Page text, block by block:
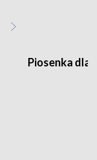
Piosenka dla